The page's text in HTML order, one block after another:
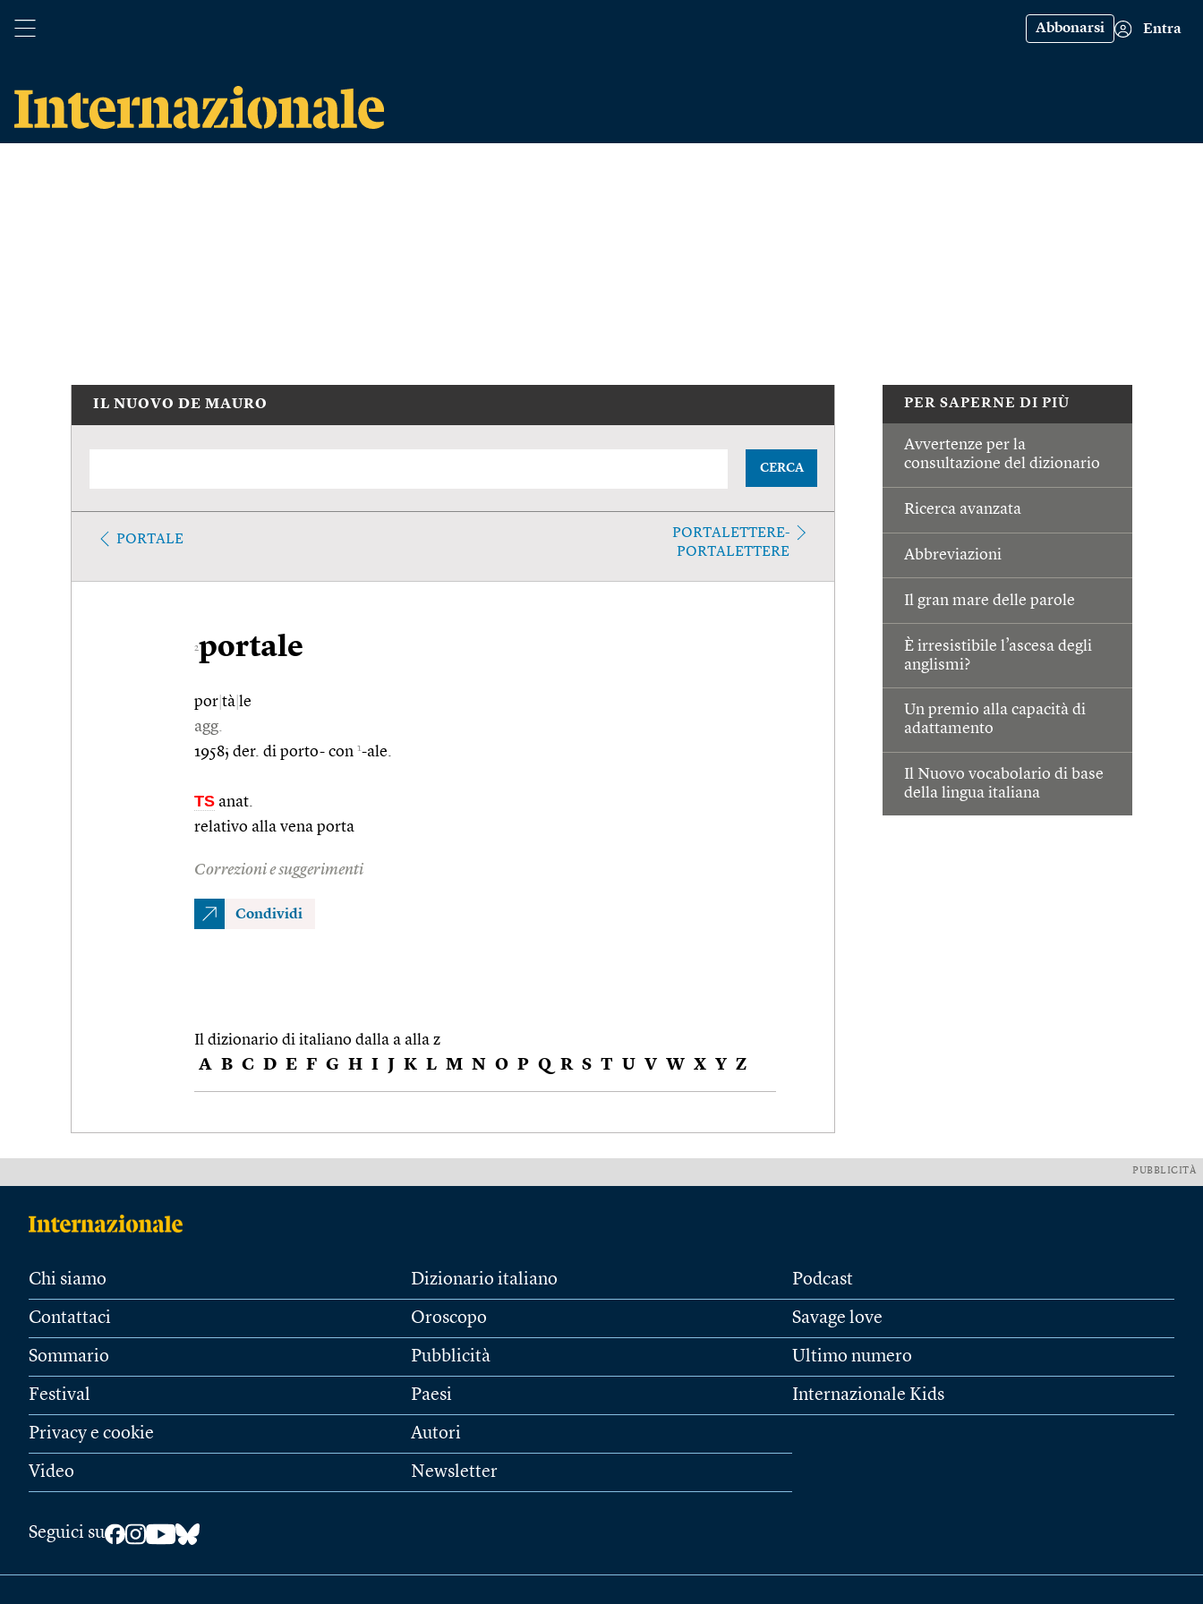
Abbonarsi Entra
PER SAPERNE DI PIÙ
Avvertenze per la
consultazione del dizionario
Ricerca avanzata
Abbreviazioni
Il gran mare delle parole
È irresistibile l’ascesa degli
anglismi?
Un premio alla capacità di
adattamento
Il Nuovo vocabolario di base
della lingua italiana
IL NUOVO DE MAURO
CERCA
PORTALE
PORTALETTERE-
PORTALETTERE
2portale
por tà le
agg.
1958; der. di porto- con 1-ale.
TS anat.
relativo alla vena porta
Correzioni e suggerimenti
Condividi
Il dizionario di italiano dalla a alla z
A B C D E F G H I J K L M N O P Q R S T U V W X Y Z
PUBBLICITÀ
Chi siamo
Contattaci
Sommario
Festival
Privacy e cookie
Video
Dizionario italiano
Oroscopo
Pubblicità
Paesi
Autori
Newsletter
Podcast
Savage love
Ultimo numero
Internazionale Kids
Seguici su